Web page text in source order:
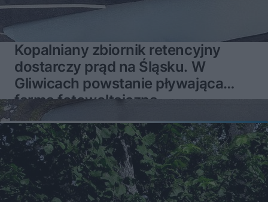
Kopalniany zbiornik retencyjny
dostarczy prąd na Śląsku. W
Gliwicach powstanie pływająca
farma fotowoltaiczna